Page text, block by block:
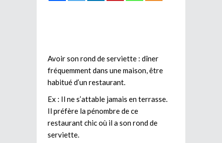
Avoir son rond de serviette : dîner
fréquemment dans une maison, être
habitué d’un restaurant.
Ex : Il ne s’attable jamais en terrasse.
Il préfère la pénombre de ce
restaurant chic où il a son rond de
serviette.